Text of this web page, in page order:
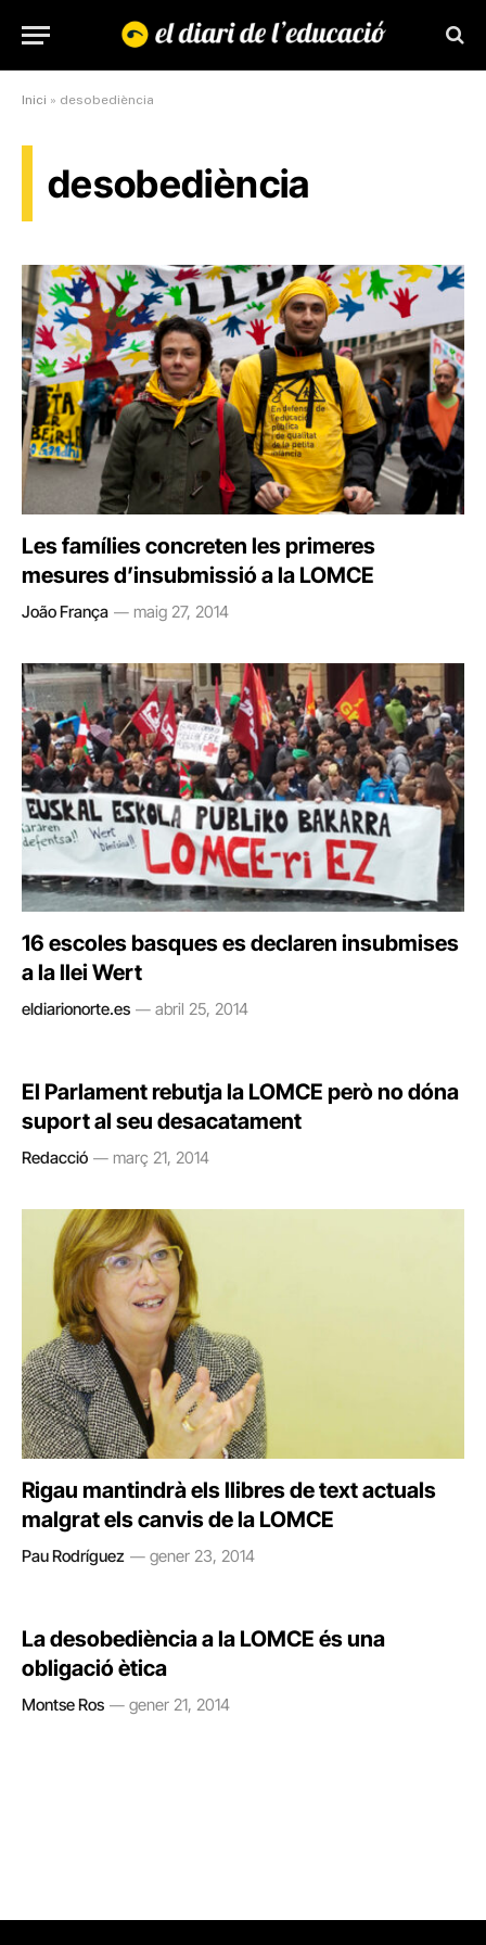
Inici » desobediència
desobediència
Les famílies concreten les primeres
mesures d’insubmissió a la LOMCE
João França maig 27, 2014
16 escoles basques es declaren insubmises
a la llei Wert
eldiarionorte.es abril 25, 2014
El Parlament rebutja la LOMCE però no dóna
suport al seu desacatament
Redacció març 21, 2014
Rigau mantindrà els llibres de text actuals
malgrat els canvis de la LOMCE
Pau Rodríguez gener 23, 2014
La desobediència a la LOMCE és una
obligació ètica
Montse Ros gener 21, 2014